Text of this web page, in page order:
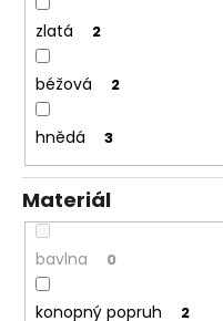
zlatá 2
béžová 2
hnědá 3
Materiál
bavlna 0
konopný popruh 2